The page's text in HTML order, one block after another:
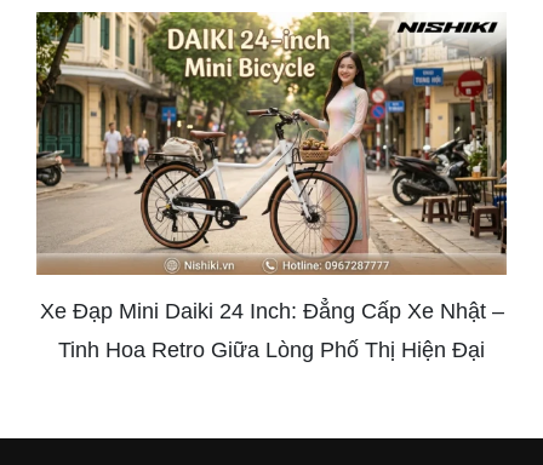
Xe Đạp Mini Daiki 24 Inch: Đẳng Cấp Xe Nhật –
Tinh Hoa Retro Giữa Lòng Phố Thị Hiện Đại